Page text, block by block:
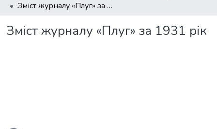
Зміст журналу «Плуг» за 1931 рік
Зміст журналу «Плуг» за 1931 рік